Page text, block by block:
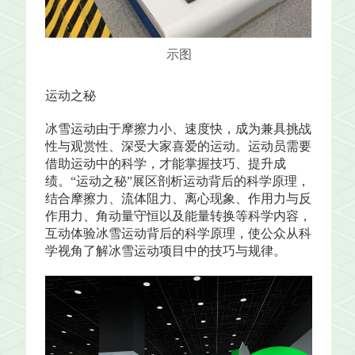
示图
运动之秘
冰雪运动由于摩擦力小、速度快，成为兼具挑战
性与观赏性、深受大家喜爱的运动。运动员需要
借助运动中的科学，才能掌握技巧、提升成
绩。“运动之秘”展区剖析运动背后的科学原理，
结合摩擦力、流体阻力、离心现象、作用力与反
作用力、角动量守恒以及能量转换等科学内容，
互动体验冰雪运动背后的科学原理，使公众从科
学视角了解冰雪运动项目中的技巧与规律。